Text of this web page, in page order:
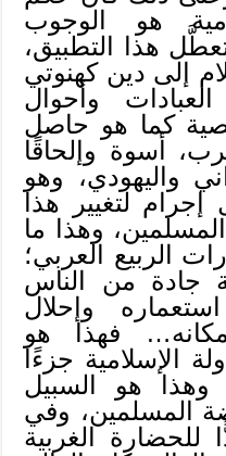
هو الوجوب
هذا التطبيق،
إلى دين كهنوتي
وأحوال
كما هو حاصل
أسوة وإلحاقًا
واليهودي، وهو
لتغيير هذا
وهذا ما
الربيع العربي؛
جادة من الناس
وإحلال
مكانه… فهذا هو
الإسلامية جزءًا
وهذا هو السبيل
المسلمين، وفي
الغربية